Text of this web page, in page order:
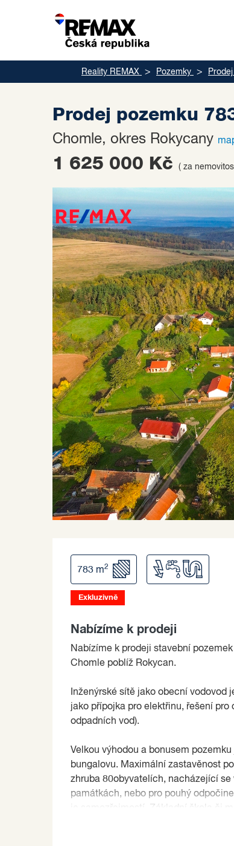
Reality REMAX Pozemky Prodej
Prodej pozemku
Chomle, okres Rokycany
1 625 000 Kč ( za
783 m2
Exkluzivně
Nabízíme k prodeji
Nabízíme k prodeji stavební
Chomle poblíž Rokycan.
Inženýrské sítě jako obecní vodovod
jako přípojka pro elektřinu, řešení
odpadních vod).
Velkou výhodou a bonusem
bungalovu. Maximální zastavěnost
zhruba 80obyvatelích, nacházející
památkách, nebo pro pouhý
která nabízí veškerou občanskou